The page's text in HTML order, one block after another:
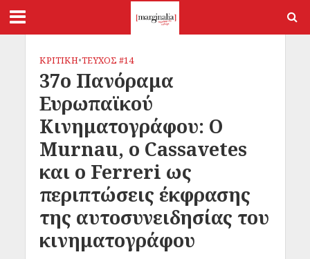
ΚΡΙΤΙΚΗ•ΤΕΥΧΟΣ #14
37ο Πανόραμα
Ευρωπαϊκού
Κινηματογράφου: Ο
Murnau, ο Cassavetes
και ο Ferreri ως
περιπτώσεις έκφρασης
της αυτοσυνειδησίας του
κινηματογράφου